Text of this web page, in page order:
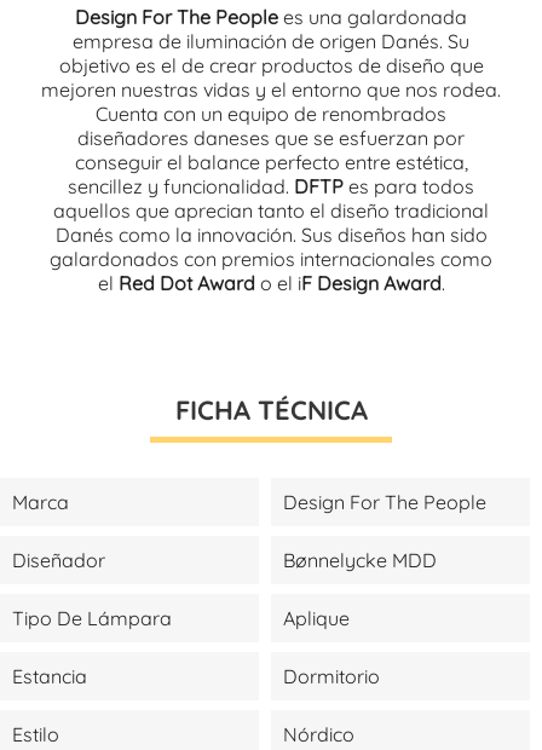
Design For The People es una galardonada
empresa de iluminación de origen Danés. Su
objetivo es el de crear productos de diseño que
mejoren nuestras vidas y el entorno que nos rodea.
Cuenta con un equipo de renombrados
diseñadores daneses que se esfuerzan por
conseguir el balance perfecto entre estética,
sencillez y funcionalidad. DFTP es para todos
aquellos que aprecian tanto el diseño tradicional
Danés como la innovación. Sus diseños han sido
galardonados con premios internacionales como
el Red Dot Awardo el iF Design Award.
FICHA TÉCNICA
Marca Design For The People
Diseñador Bønnelycke MDD
Tipo De Lámpara Aplique
Estancia Dormitorio
Estilo Nórdico